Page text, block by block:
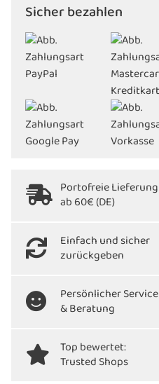
Sicher bezahlen
Portofreie Lieferung
ab 60€ (DE)
Einfach und sicher
zurückgeben
Persönlicher Service
& Beratung
Top bewertet:
Trusted Shops